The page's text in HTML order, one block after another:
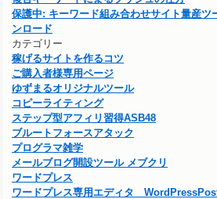
保護中: キーワード組み合わせサイト量産ツ
ンロード
カテゴリー
稼げるサイトを作るコツ
ご購入者様専用ページ
ゆずまるオリジナルツール
コピーライティング
ステップ型アフィリ習得ASB48
ブルートフォースアタック
プログラマ雑学
メールブログ開設ツール メブクリ
ワードプレス
ワードプレス専用エディタ